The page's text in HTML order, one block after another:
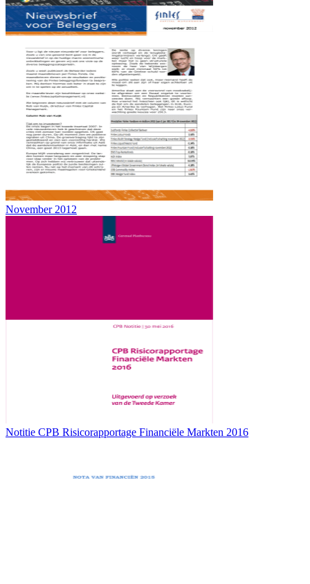
November 2012
Notitie CPB Risicorapportage Financiële Markten 2016